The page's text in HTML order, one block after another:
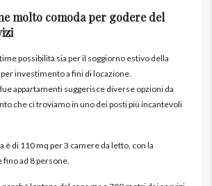
molto comoda per godere del
possibilità sia per il soggiorno estivo della
investimento a fini di locazione.
appartamenti suggerisce diverse opzioni da
che ci troviamo in uno dei posti più incantevoli
è di 110 mq per 3 camere da letto, con la
fino ad 8 persone.